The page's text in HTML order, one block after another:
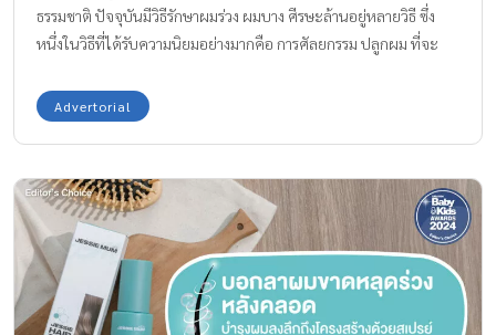
ธรรมชาติ ปัจจุบันมีวิธีรักษาผมร่วง ผมบาง ศีรษะล้านอยู่หลายวิธี ซึ่ง
หนึ่งในวิธีที่ได้รับความนิยมอย่างมากคือ การศัลยกรรม ปลูกผม ที่จะ
ว่าการปลูกผมคืออะไร มีแบบไหนบ้าง? มาร่วมไขข้อสงสัยเกี่ยวกับวิธี
ปลูกผมไปพร้อมกันในบทความนี้! รู้จักกับวิธีปลูกผม คืออะไร?
บริเวณท้ายทอย ที่มีความแข็งแรงและไม่มีผลต่อฮอร์โมน DHT
(Dihydrotestosterone) ไปปลูกบนศีรษะในบริเวณที่ต้องการแก้
ปัญหาผมร่วง ผมบาง หรือศีรษะล้าน ซึ่งผมที่ขึ้นใหม่จากการผ่าตัดปลูก
ผมนี้สามารถอยู่ได้อย่างคงทนถาวร มีความสวยงามและกลมกลืนไปกับ
เส้นผมเดิมอย่างเป็นธรรมชาติ ข้อควรรู้ก่อนตัดสินใจปลูกผม มีอะไร
บ้าง ผู้ที่ต้องการรักษาผมร่วง ผมบางด้วยการปลูกผมถาวร ควรศึกษาราย
Advertorial